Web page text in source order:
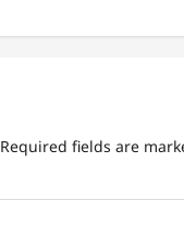
Required fields are